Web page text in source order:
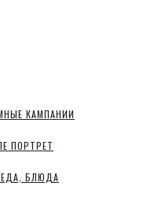
КАМПАНИИ
ПОРТРЕТ
ЕДА, БЛЮДА